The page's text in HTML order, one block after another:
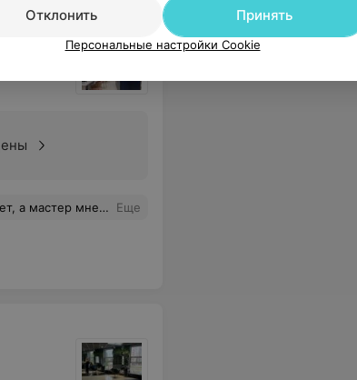
и работой, спасибо!! Еще
Отклонить
Принять
Персональные настройки Cookie